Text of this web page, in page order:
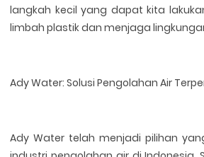
langkah kecil yang dapat kita
limbah plastik dan menjaga
Ady Water: Solusi Pengolahan Air
Ady Water telah menjadi pilihan